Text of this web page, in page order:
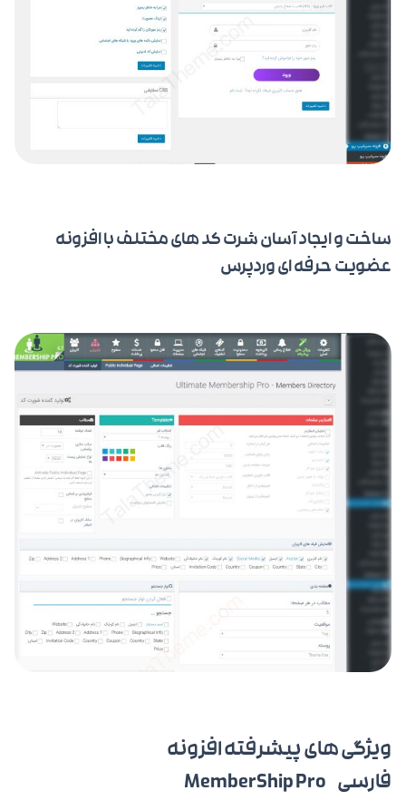
ساخت و ایجاد آسان شرت کد های مختلف با افزونه
عضویت حرفه ای وردپرس
ویژگی های پیشرفته افزونه
فارسی MemberShip Pro